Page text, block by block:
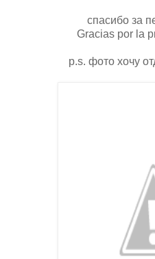
спасибо за
Gracias por la
p.s. фото хочу